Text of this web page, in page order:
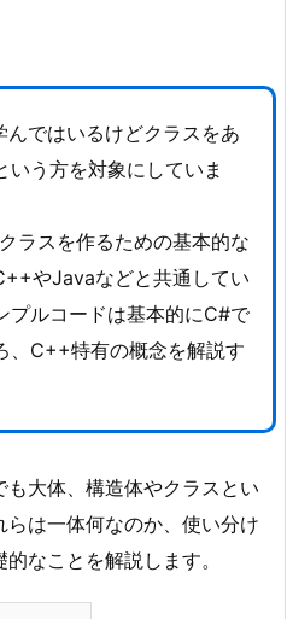
ではいるけどクラスをあ
いう方を対象にしていま
ラスを作るための基本的な
やJavaなどと共通してい
プルコードは基本的にC#で
、C++特有の概念を解説す
大体、構造体やクラスとい
は一体何なのか、使い分け
なことを解説します。